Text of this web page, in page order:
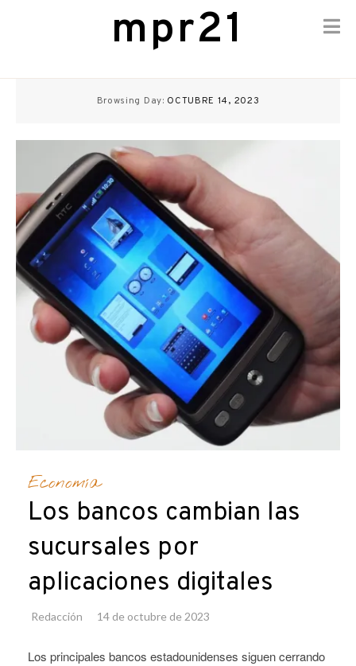
mpr21
Browsing Day: OCTUBRE 14, 2023
Economía
Los bancos cambian las
sucursales por
aplicaciones digitales
Redacción 14 de octubre de 2023
Los principales bancos estadounidenses siguen cerrando